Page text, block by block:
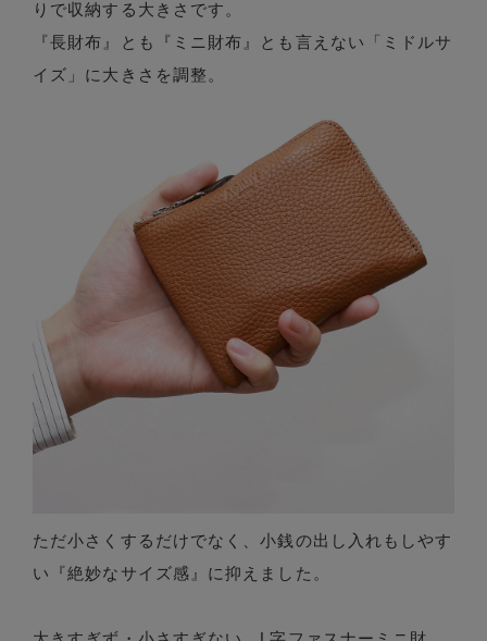
りで収納する大きさです。
『長財布』とも『ミニ財布』とも言えない「ミドルサ
イズ」に大きさを調整。
ただ小さくするだけでなく、小銭の出し入れもしやす
い『絶妙なサイズ感』に抑えました。